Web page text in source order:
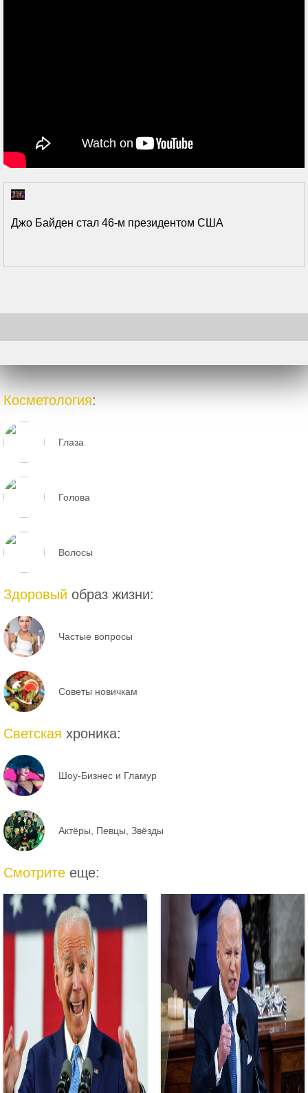
Джо Байден стал 46-м президентом США
Косметология:
Глаза
Голова
Волосы
Здоровый образ жизни:
Частые вопросы
Советы новичкам
Светская хроника:
Шоу-Бизнес и Гламур
Актёры, Певцы, Звёзды
Смотрите еще: